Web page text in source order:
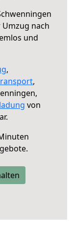
nach
und
,
,
von